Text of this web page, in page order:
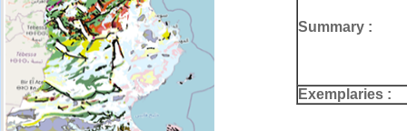
Summary :
Exemplaries :